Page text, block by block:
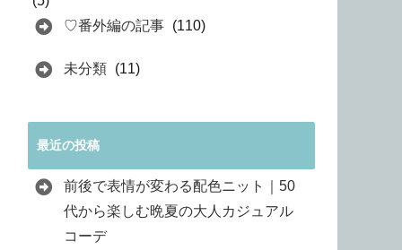
♡番外編の記事 (110)
未分類 (11)
最近の投稿
前後で表情が変わる配色ニット｜50
代から楽しむ晩夏の大人カジュアル
コーデ